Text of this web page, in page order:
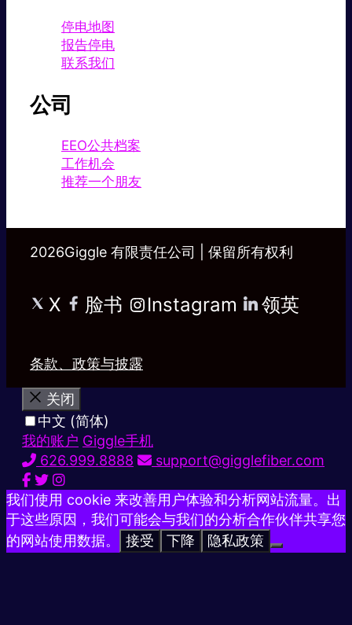
停电地图
报告停电
联系我们
公司
EEO公共档案
工作机会
推荐一个朋友
2026Giggle 有限责任公司 | 保留所有权利
X 脸书 Instagram 领英
条款、政策与披露
关闭
中文 (简体)
我的账户 Giggle手机
626.999.8888
support@gigglefiber.com
我们使用 cookie 来改善用户体验和分析网站流量。出
于这些原因，我们可能会与我们的分析合作伙伴共享您
的网站使用数据。
接受 下降 隐私政策